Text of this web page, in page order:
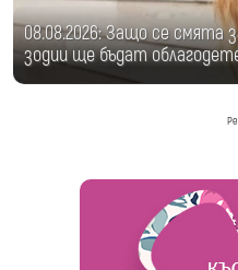
08.08.2026: Защо се смята
зодии ще бъдат